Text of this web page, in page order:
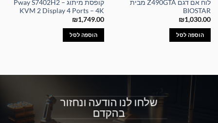
לוח אם דגם Z490GTA מבית
BIOSTAR
₪1,030.00
הוספה לסל
קופסת מיתוג – Pway S7402H2
KVM 2 Display 4 Ports – 4K
₪1,749.00
הוספה לסל
שלחו לנו הודעה ונחזור
בהקדם